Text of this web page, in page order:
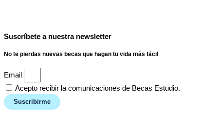
Suscríbete a nuestra newsletter
No te pierdas nuevas becas que hagan tu vida más fácil
Email
Acepto recibir la comunicaciones de Becas Estudio.
Suscribirme